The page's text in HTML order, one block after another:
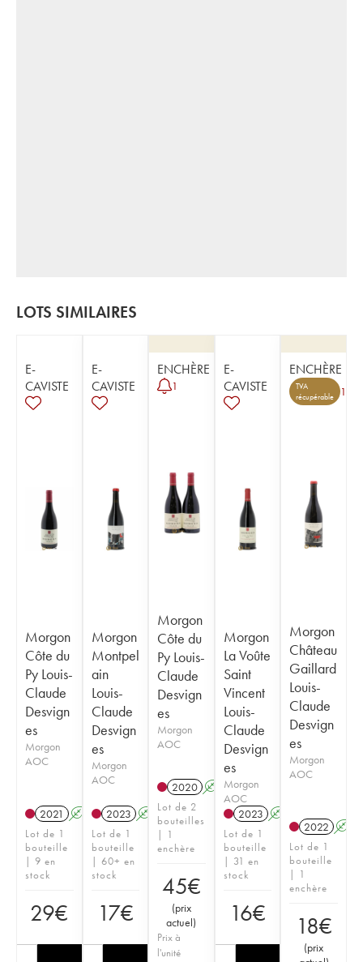
LOTS SIMILAIRES
E-
CAVISTE
Morgon
Côte du
Py Louis-
Claude
Desvign
es
Morgon
AOC
2021 A
Lot de 1
bouteille
| 9 en
stock
29€
E-
CAVISTE
Morgon
Montpel
ain
Louis-
Claude
Desvign
es
Morgon
AOC
2023 A
Lot de 1
bouteille
| 60+ en
stock
17€
ENCHÈRE
1
Morgon
Côte du
Py Louis-
Claude
Desvign
es
Morgon
AOC
2020 A
Lot de 2
bouteilles
| 1
enchère
45€
(prix
actuel)
Prix à
l'unité
E-
CAVISTE
Morgon
La Voûte
Saint
Vincent
Louis-
Claude
Desvign
es
Morgon
AOC
2023 A
Lot de 1
bouteille
| 31 en
stock
16€
ENCHÈRE
TVA
récupérable
1
Morgon
Château
Gaillard
Louis-
Claude
Desvign
es
Morgon
AOC
2022 A
Lot de 1
bouteille
| 1
enchère
18€
(prix